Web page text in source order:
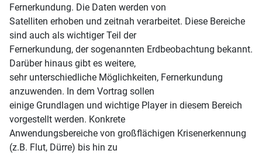
Fernerkundung. Die Daten werden von
Satelliten erhoben und zeitnah verarbeitet. Diese Bereiche
sind auch als wichtiger Teil der
Fernerkundung, der sogenannten Erdbeobachtung bekannt.
Darüber hinaus gibt es weitere,
sehr unterschiedliche Möglichkeiten, Fernerkundung
anzuwenden. In dem Vortrag sollen
einige Grundlagen und wichtige Player in diesem Bereich
vorgestellt werden. Konkrete
Anwendungsbereiche von großflächigen Krisenerkennung
(z.B. Flut, Dürre) bis hin zu